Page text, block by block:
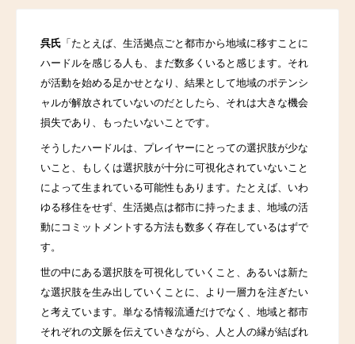
呉氏 「たとえば、生活拠点ごと都市から地域に移すことに
ハードルを感じる人も、まだ数多くいると感じます。それ
が活動を始める足かせとなり、結果として地域のポテンシ
ャルが解放されていないのだとしたら、それは大きな機会
損失であり、もったいないことです。
そうしたハードルは、プレイヤーにとっての選択肢が少な
いこと、もしくは選択肢が十分に可視化されていないこと
によって生まれている可能性もあります。たとえば、いわ
ゆる移住をせず、生活拠点は都市に持ったまま、地域の活
動にコミットメントする方法も数多く存在しているはずで
す。
世の中にある選択肢を可視化していくこと、あるいは新た
な選択肢を生み出していくことに、より一層力を注ぎたい
と考えています。単なる情報流通だけでなく、地域と都市
それぞれの文脈を伝えていきながら、人と人の縁が結ばれ